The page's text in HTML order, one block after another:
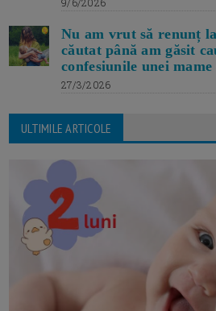
9/6/2026
Nu am vrut să renunț
căutat până am găsit
confesiunile unei
27/3/2026
ULTIMILE ARTICOLE